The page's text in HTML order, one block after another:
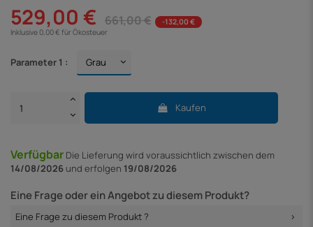
529,00 € 661,00 €
-132,00 €
Inklusive 0,00 € für Ökosteuer
Parameter 1 :
Kaufen
Verfügbar Die Lieferung wird voraussichtlich zwischen dem
14/08/2026 und erfolgen 19/08/2026
Eine Frage oder ein Angebot zu diesem Produkt?
Eine Frage zu diesem Produkt ?